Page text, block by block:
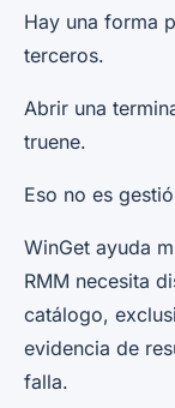
Hay una forma
terceros.
Abrir una
truene.
Eso no es
WinGet ayuda
RMM necesita
catálogo,
evidencia de
falla.